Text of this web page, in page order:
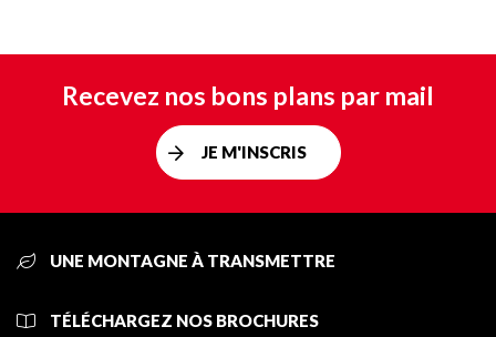
Recevez nos bons plans par mail
JE M'INSCRIS
UNE MONTAGNE À TRANSMETTRE
TÉLÉCHARGEZ NOS BROCHURES